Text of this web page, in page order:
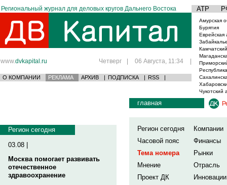
Региональный журнал для деловых кругов Дальнего Востока АТР
www.dvkapital.ru Четверг | 06 Августа, 11:34 |
О КОМПАНИИ РЕКЛАМА АРХИВ | ПОДПИСКА | RSS |
Амурская
Бурятия
Еврейская
Чукотский
Регион сегодня
03.08 |
Москва помогает развивать
отечественное
здравоохранение
главная
Регион сегодня
Компании
Часовой пояс
Финансы
Тема номера
Рынки
Мнение
Отрасль
Проект ДК
Инновации